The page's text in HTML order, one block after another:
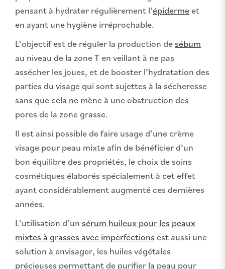
pensant à hydrater régulièrement l’épidermeet
en ayant une hygiène irréprochable.
L’objectif est de réguler la production desébum
au niveau de la zone T en veillant à ne pas
assécher les joues, et de booster l’hydratation des
parties du visage qui sont sujettes à la sécheresse
sans que cela ne mène à une obstruction des
pores de la zone grasse.
Il est ainsi possible de faire usage d’une crème
visage pour peau mixte afin de bénéficier d’un
bon équilibre des propriétés, le choix de soins
cosmétiques élaborés spécialement à cet effet
ayant considérablement augmenté ces dernières
années.
L’utilisation d’un sérum huileux pour les peaux
mixtes à grasses avec imperfections est aussi une
solution à envisager, les huiles végétales
précieuses permettant de purifier la peau pour